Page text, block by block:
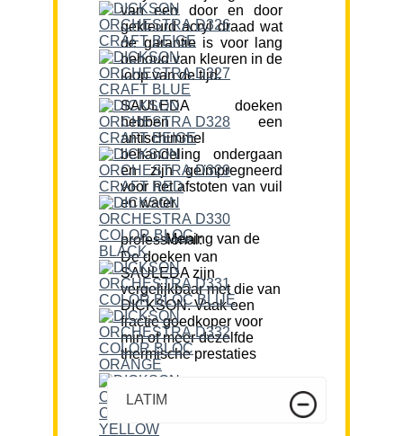
van een door en door
gekleurd acryl draad wat
de garantie is voor lang
behoud van kleuren in de
loop van de tijd.
SAULEDA doeken
hebben een
antischimmel
behandeling ondergaan
en zijn geïmpregneerd
voor het afstoten van vuil
en water.
Mening van de professional:
De doeken van
SAULEDA zijn
vergelijkbaar met die van
DICKSON. Vaak een
fractie goedkoper voor
min of meer dezelfde
thermische prestaties
LATIM